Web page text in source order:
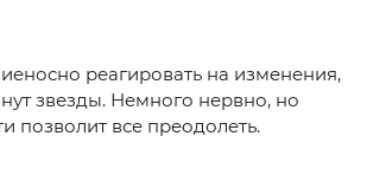
реагировать на изменения,
звезды. Немного нервно, но
позволит все преодолеть.